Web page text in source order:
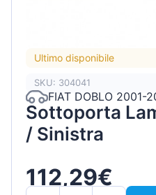
Ultimo disponibile
SKU: 304041
FIAT DOBLO 2001-
Sottoporta
/ Sinistra
112,29€